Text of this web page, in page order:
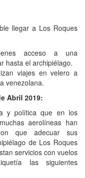
llegar a Los Roques
acceso a una
hasta el archipiélago.
viajes en velero a
venezolana.
Abril 2019:
y política que en los
aerolíneas han
que adecuar sus
de Los Roques
servicios con vuelos
las siguientes